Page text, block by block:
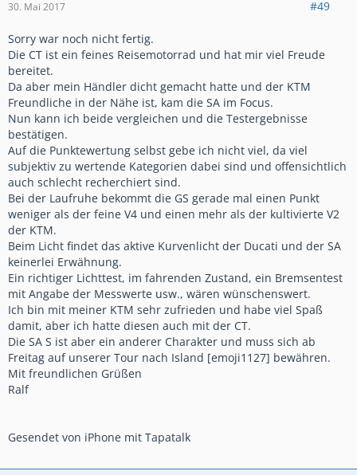
30. Mai 2017 #49
Sorry war noch nicht fertig.
Die CT ist ein feines Reisemotorrad und hat mir viel Freude
bereitet.
Da aber mein Händler dicht gemacht hatte und der KTM
Freundliche in der Nähe ist, kam die SA im Focus.
Nun kann ich beide vergleichen und die Testergebnisse
bestätigen.
Auf die Punktewertung selbst gebe ich nicht viel, da viel
subjektiv zu wertende Kategorien dabei sind und offensichtlich
auch schlecht recherchiert sind.
Bei der Laufruhe bekommt die GS gerade mal einen Punkt
weniger als der feine V4 und einen mehr als der kultivierte V2
der KTM.
Beim Licht findet das aktive Kurvenlicht der Ducati und der SA
keinerlei Erwähnung.
Ein richtiger Lichttest, im fahrenden Zustand, ein Bremsentest
mit Angabe der Messwerte usw., wären wünschenswert.
Ich bin mit meiner KTM sehr zufrieden und habe viel Spaß
damit, aber ich hatte diesen auch mit der CT.
Die SA S ist aber ein anderer Charakter und muss sich ab
Freitag auf unserer Tour nach Island [emoji1127] bewähren.
Mit freundlichen Grüßen
Ralf
Gesendet von iPhone mit Tapatalk